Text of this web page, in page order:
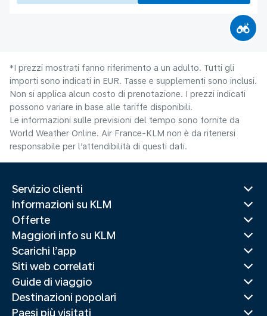
*I prezzi mostrati fanno riferimento a un adulto. Tutti gli
importi sono indicati in EUR. Tasse e supplementi sono inclusi.
Non si applica alcun costo di prenotazione. I prezzi indicati
possono variare in base alle tariffe disponibili.
Le informazioni sulle previsioni del tempo sono fornite da
World Weather Online. Air France-KLM non è da ritenersi
responsabile per l’attendibilità di questi dati.
Servizio clienti
Informazioni su KLM
Offerte
Maggiori info su KLM
Scarichi l’app
Siti web correlati
Guide di viaggio
Destinazioni popolari
Paesi più visitati